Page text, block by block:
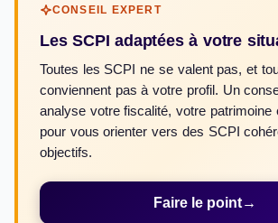
CONSEIL EXPERT
Les SCPI adaptées à votre
Toutes les SCPI ne se valent pas, et
conviennent pas à votre profil. Un
analyse votre fiscalité, votre patrimoine
pour vous orienter vers des SCPI
objectifs.
Faire le point→